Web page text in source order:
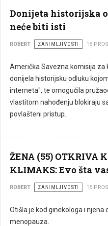
Donijeta historijska
neće biti isti
ROBERT ZANIMLJIVOSTI 15
Američka Savezna komisija za
donijela historijsku odluku
interneta", te omogućila
vlastitom nahođenju blokiraju
povlašteni pristup.
ŽENA (55) OTKRIVA
KLIMAKS: Evo šta
ROBERT ZANIMLJIVOSTI 15
Otišla je kod ginekologa i njena
menopauza.